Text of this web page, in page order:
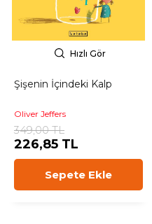
Hızlı Gör
Şişenin İçindeki Kalp
Oliver Jeffers
349,00 TL
226,85 TL
Sepete Ekle